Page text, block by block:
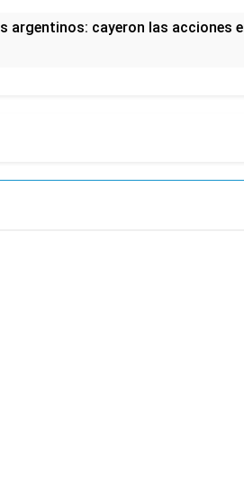
argentinos: cayeron las acciones
mejora el tiempo y llegan las
pero el Gobierno debió
protesta contra la Ley de
el juicio contra Pity Alvarez
dejará de llover y llega una ola
Privada de Milei